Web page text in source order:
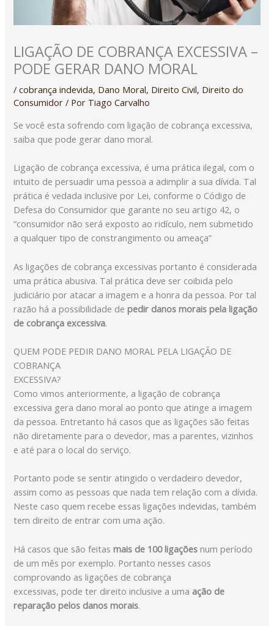
LIGAÇÃO DE COBRANÇA EXCESSIVA –
PODE GERAR DANO MORAL
/cobrança indevida, Dano Moral, Direito Civil, Direito do
Consumidor / Por Tiago Carvalho
Se você esta sofrendo com ligação de cobrança excessiva,
saiba que pode gerar dano moral.
Ligação de cobrança excessiva, é uma prática ilegal, com o
intuito de persuadir uma pessoa a adimplir a sua dívida. Tal
prática é vedada inclusive por Lei, conforme o Código de
Defesa do Consumidor que garante no seu artigo 42, o
“consumidor não será exposto ao ridículo, nem submetido
a qualquer tipo de constrangimento ou ameaça”
As ligações de cobrança excessivas portanto é considerada
uma prática abusiva. Tal prática deve ser coibida pelo
judiciário por atacar a imagem e a honra da pessoa. Por tal
razão há a possibilidade depedir danos morais pela ligação
de cobrança excessiva.
QUEM PODE PEDIR DANO MORAL PELA LIGAÇÃO DE
COBRANÇA
EXCESSIVA?
Como vimos anteriormente, a ligação de cobrança
excessiva gera dano moral ao ponto que atinge a imagem
da pessoa. Entretanto há casos que as ligações são feitas
não diretamente para o devedor, mas a parentes, vizinhos
e até para o local do serviço.
Portanto pode se sentir atingido o verdadeiro devedor,
assim como as pessoas que nada tem relação com a dívida.
Neste caso quem recebe essas ligações indevidas, também
tem direito de entrar com uma ação.
Há casos que são feitasmais de 100 ligações num período
de um mês por exemplo. Portanto nesses casos
comprovando as ligações de cobrança
excessivas, pode ter direito inclusive a uma ação de
reparação pelos danos morais.